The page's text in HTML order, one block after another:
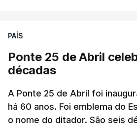
PAÍS
Ponte 25 de Abril
décadas
A Ponte 25 de Abril foi
há 60 anos. Foi emblema do
o nome do ditador. São seis